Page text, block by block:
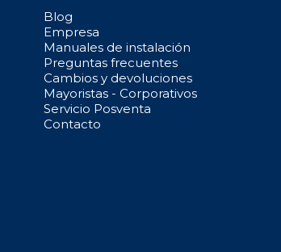
Blog
Empresa
Manuales de instalación
Preguntas frecuentes
Cambios y devoluciones
Mayoristas - Corporativos
Servicio Posventa
Contacto